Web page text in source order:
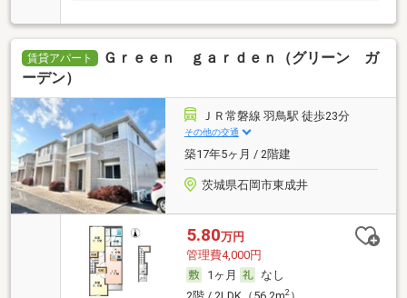
賃貸アパート
Ｇｒｅｅｎ ｇａｒｄｅｎ（グリーン ガ
ーデン）
ＪＲ常磐線 羽鳥駅 徒歩23分
その他の交通
築17年5ヶ月 / 2階建
茨城県石岡市東成井
5.80万円
管理費4,000円
1ヶ月
なし
2